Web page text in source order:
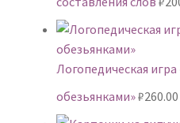
Логопедическая игра
обезьянками»₽260.00